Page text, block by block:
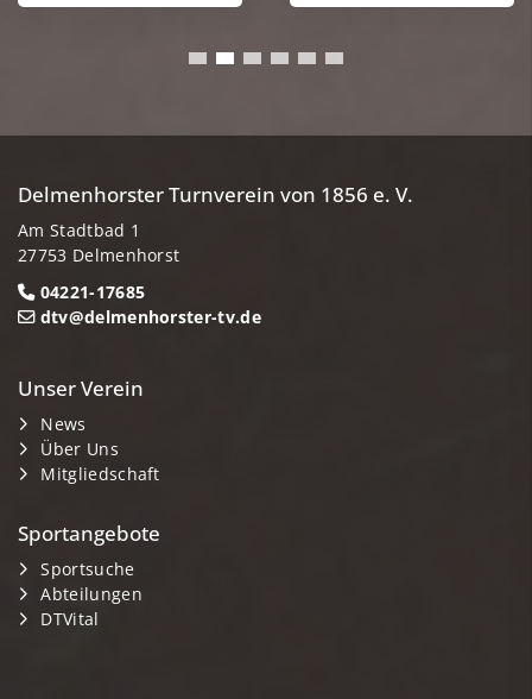
Delmenhorster Turnverein von 1856 e. V.
Am Stadtbad 1
27753 Delmenhorst
04221-17685
dtv@delmenhorster-tv.de
Unser Verein
News
Über Uns
Mitgliedschaft
Sportangebote
Sportsuche
Abteilungen
DTVital